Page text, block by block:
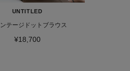
UNTITLED
テージドットブラウス
¥18,700